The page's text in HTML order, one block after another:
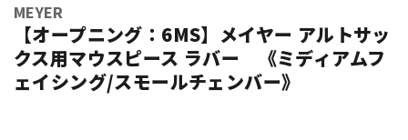
エレキギター アコギ/エレアコ
MEYER
【オープニング：6MS】メイヤー アルトサッ
クス用マウスピース ラバー 《ミディアムフ
ェイシング/スモールチェンバー》